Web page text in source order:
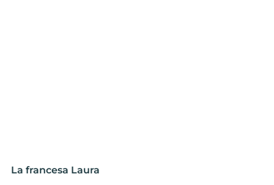
La francesa Laura